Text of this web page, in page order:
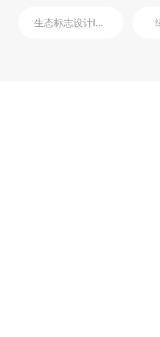
生态标志设计logo